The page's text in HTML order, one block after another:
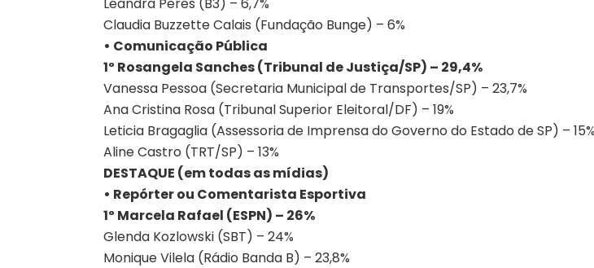
Claudia Buzzette Calais (Fundação Bunge) – 6%
• Comunicação Pública
1º Rosangela Sanches (Tribunal de Justiça/SP) – 29,4%
Vanessa Pessoa (Secretaria Municipal de Transportes/SP) – 23,7%
Ana Cristina Rosa (Tribunal Superior Eleitoral/DF) – 19%
Leticia Bragaglia (Assessoria de Imprensa do Governo do Estado de SP) – 15%
Aline Castro (TRT/SP) – 13%
DESTAQUE (em todas as mídias)
• Repórter ou Comentarista Esportiva
1º Marcela Rafael (ESPN) – 26%
Glenda Kozlowski (SBT) – 24%
Monique Vilela (Rádio Banda B) – 23,8%